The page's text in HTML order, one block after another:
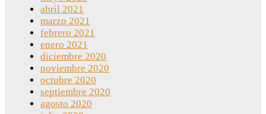
abril 2021
marzo 2021
febrero 2021
enero 2021
diciembre 2020
noviembre 2020
octubre 2020
septiembre 2020
agosto 2020